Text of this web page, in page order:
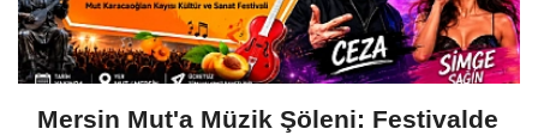
Mersin Mut'a Müzik Şöleni: Festivalde